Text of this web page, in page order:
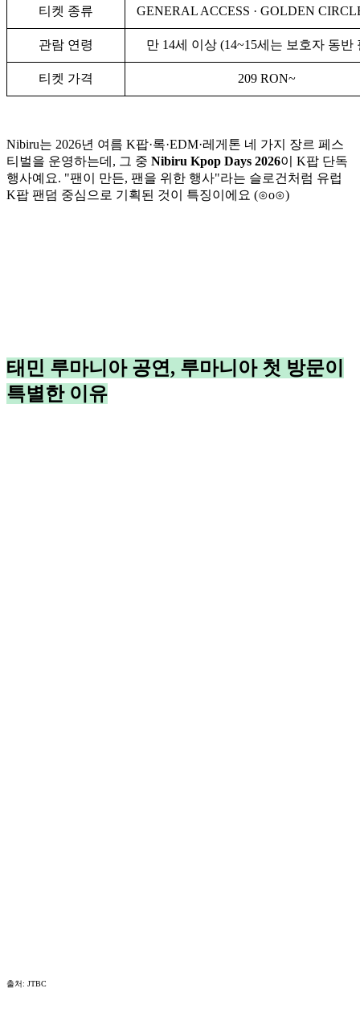
티켓 종류 GENERAL ACCESS · GOLDEN
관람 연령 만 14세 이상 (14~15세는 보호자 동반
티켓 가격 209 RON~
Nibiru는 2026년 여름 K팝·록·EDM·레게톤 네 가지 장르 페스
티벌을 운영하는데, 그 중 Nibiru Kpop Days 2026이 K팝 단독
행사예요. "팬이 만든, 팬을 위한 행사"라는 슬로건처럼 유럽
K팝 팬덤 중심으로 기획된 것이 특징이에요 (⊙o⊙)
태민 루마니아 공연, 루마니아 첫 방문이
특별한 이유
출처: JTBC